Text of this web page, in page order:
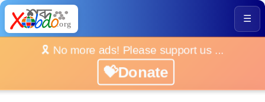
☰
🎗️ No more ads! Please support us ...
💝Donate